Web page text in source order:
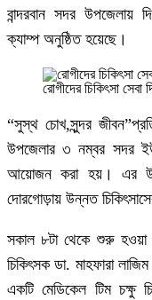
বান্দরবান সদর উপজেলায়
ক্যাম্প অনুষ্ঠিত হয়েছে।
রোগীদের চিকিৎসা সেবা
“সুস্থ চোখ,সুন্দর
উপজেলার ৩ নম্বর সদর
আয়োজন করা হয়। এর
দোরগোড়ায় উন্নত
সকাল ৮টা থেকে শুরু হওয়া
চিকিৎসক ডা. মাহফারা
একটি মেডিকেল টিম চক্ষু